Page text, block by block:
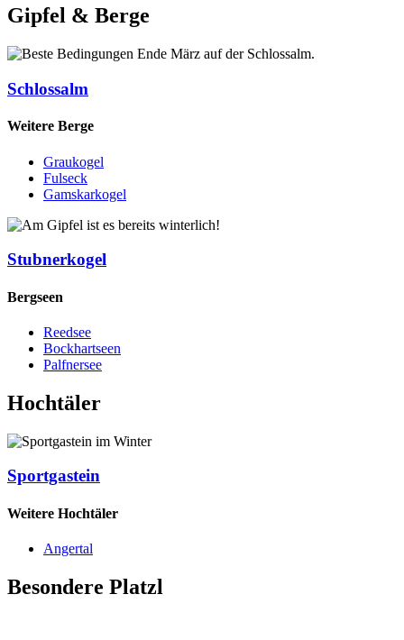
Gipfel & Berge
Schlossalm
Weitere Berge
Graukogel
Fulseck
Gamskarkogel
Stubnerkogel
Bergseen
Reedsee
Bockhartseen
Palfnersee
Hochtäler
Sportgastein
Weitere Hochtäler
Angertal
Besondere Platzl